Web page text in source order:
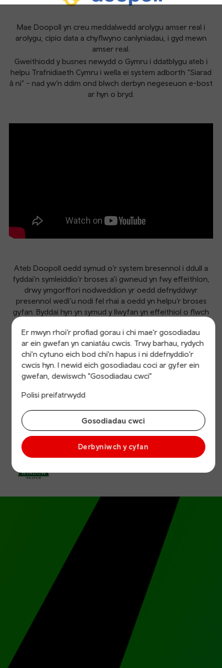
Er mwyn rhoi’r profiad gorau i chi mae'r gosodiadau
ar ein gwefan yn caniatáu cwcis. Trwy barhau, rydych
chi'n cytuno eich bod chi'n hapus i ni ddefnyddio'r
cwcis hyn. I newid eich gosodiadau coci ar gyfer ein
gwefan, dewiswch "Gosodiadau cwci"
Polisi preifatrwydd
Gosodiadau cwci
Derbyniwch y cyfan
Mae Doopoll yn creu meddalwedd arolygu amser real i
arolygu, cipio data a chyflwyno canlyniadau, i gyd mewn
amser real.
Gweithiodd y busnes newydd o Gymru i ddatblygu ateb i
helpu Trafnidiaeth Cymru i wella ei system adborth “Siarad
â ni” - nad yw’n ddim ond blwch derbyn negeseuon e-bost
ar hyn o bryd.
Ateb Doopoll oedd symud o’r system bresennol i ddull a
fyddai’n symleiddio’r broses a’i gwneud yn fwy effeithlon,
drwy ymgorffori nodweddion yr oedd defnyddwyr
presennol wedi’u nodi fel rhai a oedd yn helpu’r broses
gyfan. Byddai hyn yn symud y llwyfan yn effeithiol o flwch
gwybodaeth a symleiddio’r broses ymateb.
www.doopoll.co
Dysgwch fwy am y busnesau newydd eraill sydd wedi cael
llwyddiant ar ein rhaglen cyflymu.